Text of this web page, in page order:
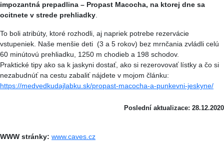
impozantná prepadlina – Propast Macocha, na ktorej dne sa
ocitnete v strede prehliadky.
To boli atribúty, ktoré rozhodli, aj napriek potrebe rezervácie
vstupeniek. Naše menšie deti (3 a 5 rokov) bez mrnčania zvládli celú
60 minútovú prehliadku, 1250 m chodieb a 198 schodov.
Praktické tipy ako sa k jaskyni dostať, ako si rezerovovať lístky a čo si
nezabudnúť na cestu zabaliť nájdete v mojom článku:
https://medvedkudajlabku.sk/propast-macocha-a-punkevni-jeskyne/
Poslední aktualizace: 28.12.2020
WWW stránky: www.caves.cz